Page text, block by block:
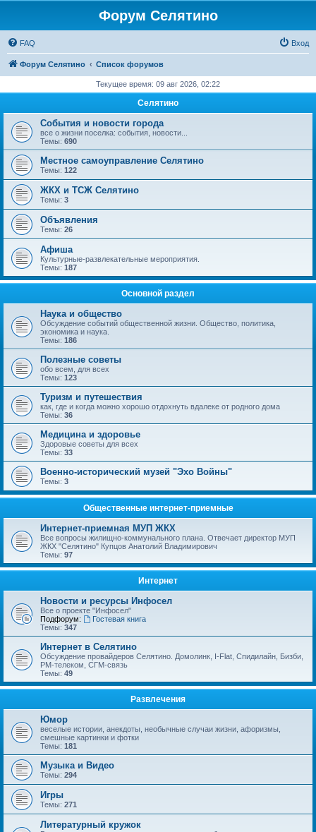
Форум Селятино
FAQ Вход
Форум Селятино Список форумов
Текущее время: 09 авг 2026, 02:22
Селятино
События и новости города
все о жизни поселка: события, новости...
Темы: 690
Местное самоуправление Селятино
Темы: 122
ЖКХ и ТСЖ Селятино
Темы: 3
Объявления
Темы: 26
Афиша
Культурные-развлекательные мероприятия.
Темы: 187
Основной раздел
Наука и общество
Обсуждение событий общественной жизни. Общество, политика,
экономика и наука.
Темы: 186
Полезные советы
обо всем, для всех
Темы: 123
Туризм и путешествия
как, где и когда можно хорошо отдохнуть вдалеке от родного дома
Темы: 36
Медицина и здоровье
Здоровые советы для всех
Темы: 33
Военно-исторический музей "Эхо Войны"
Темы: 3
Общественные интернет-приемные
Интернет-приемная МУП ЖКХ
Все вопросы жилищно-коммунального плана. Отвечает директор МУП
ЖКХ "Селятино" Купцов Анатолий Владимирович
Темы: 97
Интернет
Новости и ресурсы Инфосел
Все о проекте "Инфосел"
Подфорум:
Гостевая книга
Темы: 347
Интернет в Селятино
Обсуждение провайдеров Селятино. Домолинк, I-Flat, Спидилайн, Бизби,
РМ-телеком, СГМ-связь
Темы: 49
Развлечения
Юмор
веселые истории, анекдоты, необычные случаи жизни, афоризмы,
смешные картинки и фотки
Темы: 181
Музыка и Видео
Темы: 294
Игры
Темы: 271
Литературный кружок